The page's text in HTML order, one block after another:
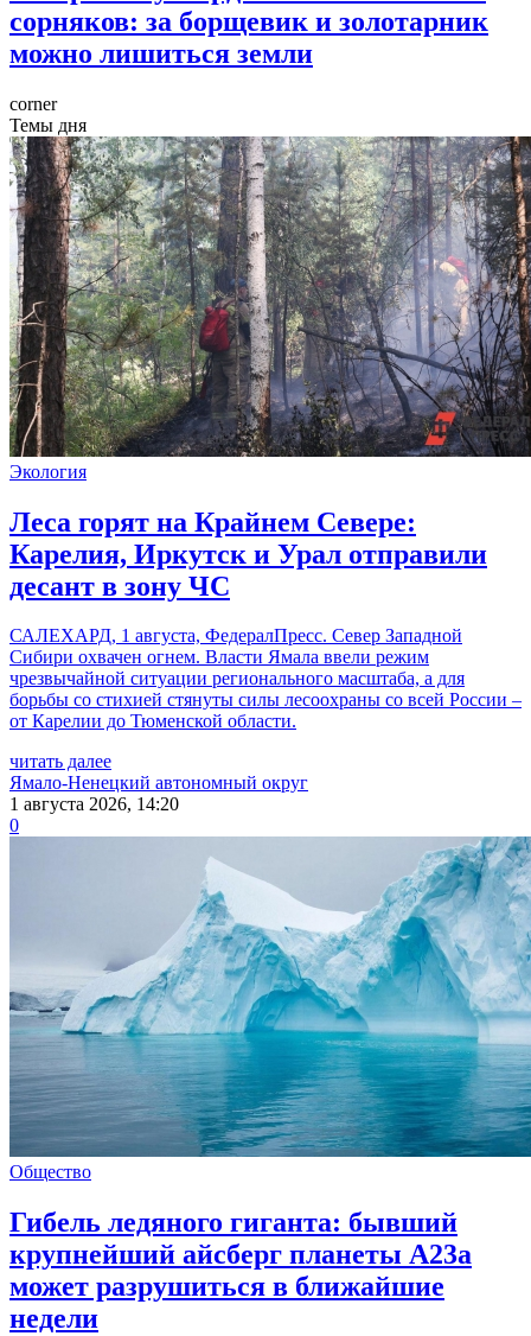
сорняков: за борщевик и золотарник
можно лишиться земли
corner
Темы дня
Экология
Леса горят на Крайнем Севере:
Карелия, Иркутск и Урал отправили
десант в зону ЧС
САЛЕХАРД, 1 августа, ФедералПресс. Север Западной
Сибири охвачен огнем. Власти Ямала ввели режим
чрезвычайной ситуации регионального масштаба, а для
борьбы со стихией стянуты силы лесоохраны со всей России –
от Карелии до Тюменской области.
читать далее
Ямало-Ненецкий автономный округ
1 августа 2026, 14:20
0
Общество
Гибель ледяного гиганта: бывший
крупнейший айсберг планеты А23а
может разрушиться в ближайшие
недели